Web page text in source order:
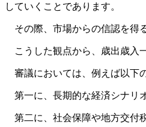
していくことであります。
その際、市場からの信認を得
こうした観点から、歳出歳入
審議においては、例えば以下
第一に、長期的な経済シナリ
第二に、社会保障や地方交付